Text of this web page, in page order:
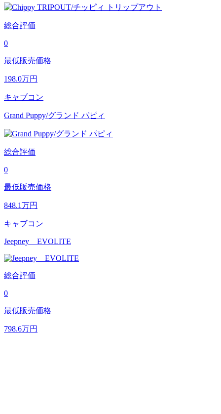
総合評価
0
最低販売価格
198.0万円
キャブコン
Grand Puppy/グランド パピィ
総合評価
0
最低販売価格
848.1万円
キャブコン
Jeepney EVOLITE
総合評価
0
最低販売価格
798.6万円